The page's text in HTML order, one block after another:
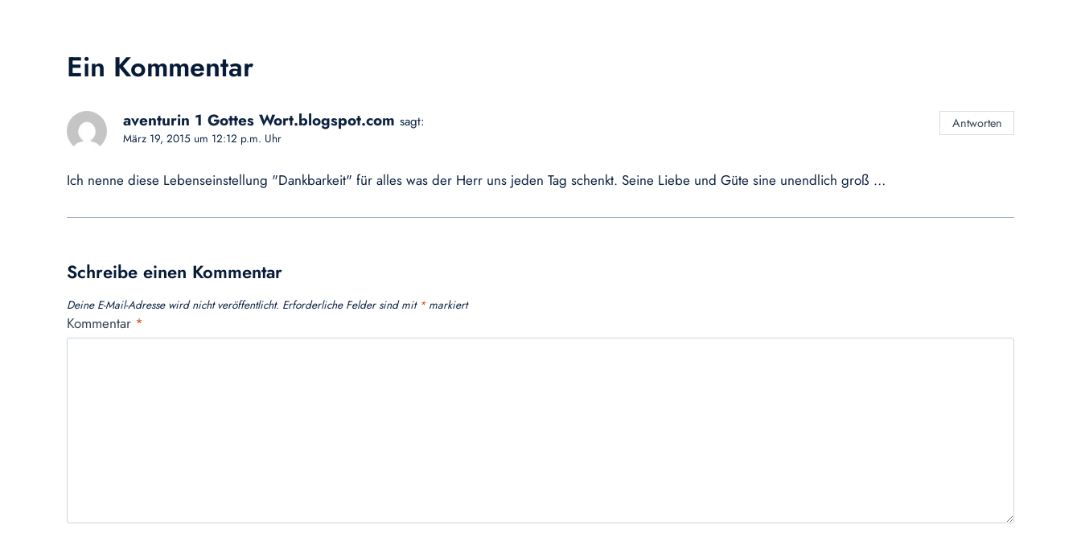
Ein Kommentar
aventurin 1 Gottes Wort.blogspot.com sagt:
März 19, 2015 um 12:12 p.m. Uhr
Ich nenne diese Lebenseinstellung "Dankbarkeit" für alles was der Herr uns jeden Tag schenkt. Seine Liebe und Güte sine unendlich groß …
Antworten
Schreibe einen Kommentar
Deine E-Mail-Adresse wird nicht veröffentlicht. Erforderliche Felder sind mit *markiert
Kommentar *